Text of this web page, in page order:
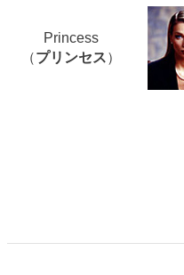
Princess
（プリンセス）